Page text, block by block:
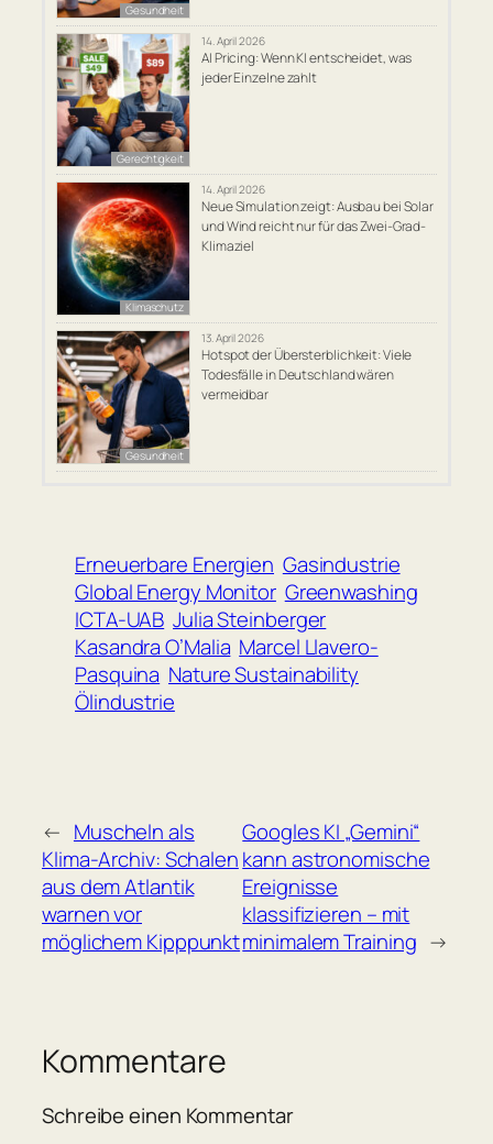
Gesundheit
Gerechtigkeit
14. April 2026
AI Pricing: Wenn KI entscheidet, was
jeder Einzelne zahlt
Klimaschutz
14. April 2026
Neue Simulation zeigt: Ausbau bei Solar
und Wind reicht nur für das Zwei-Grad-
Klimaziel
Gesundheit
13. April 2026
Hotspot der Übersterblichkeit: Viele
Todesfälle in Deutschland wären
vermeidbar
Erneuerbare Energien Gasindustrie
Global Energy Monitor Greenwashing
ICTA-UAB Julia Steinberger
Kasandra O’Malia Marcel Llavero-
Pasquina Nature Sustainability
Ölindustrie
← Muscheln als
Klima-Archiv: Schalen
aus dem Atlantik
warnen vor
möglichem Kipppunkt
Googles KI „Gemini“
kann astronomische
Ereignisse
klassifizieren – mit
minimalem Training →
Kommentare
Schreibe einen Kommentar